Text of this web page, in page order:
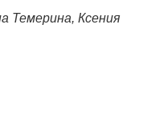
Темерина, Ксения